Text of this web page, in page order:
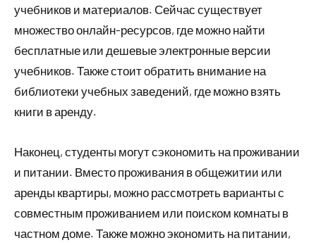
учебников и материалов. Сейчас существует
множество онлайн-ресурсов, где можно найти
бесплатные или дешевые электронные версии
учебников. Также стоит обратить внимание на
библиотеки учебных заведений, где можно взять
книги в аренду.
Наконец, студенты могут сэкономить на проживании
и питании. Вместо проживания в общежитии или
аренды квартиры, можно рассмотреть варианты с
совместным проживанием или поиском комнаты в
частном доме. Также можно экономить на питании,